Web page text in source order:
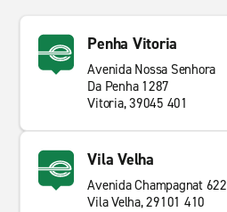
Penha Vitoria
Avenida Nossa Senhora
Da Penha 1287
Vitoria, 39045 401
Vila Velha
Avenida Champagnat 622
Vila Velha, 29101 410